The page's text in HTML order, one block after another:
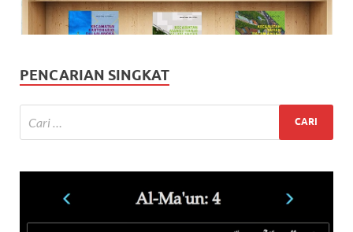
PENCARIAN SINGKAT